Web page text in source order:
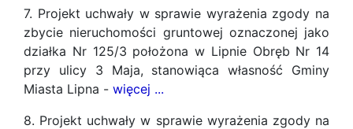
7. Projekt uchwały w sprawie wyrażenia zgody na
zbycie nieruchomości gruntowej oznaczonej jako
działka Nr 125/3 położona w Lipnie Obręb Nr 14
przy ulicy 3 Maja, stanowiąca własność Gminy
Miasta Lipna - więcej ...
8. Projekt uchwały w sprawie wyrażenia zgody na